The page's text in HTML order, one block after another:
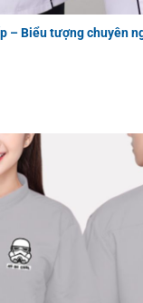
– Biểu tượng chuyên